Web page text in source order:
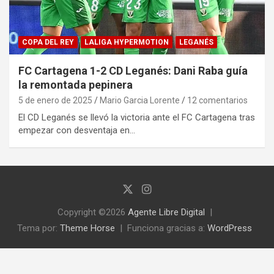
COPA DEL REY LALIGA HYPERMOTION LEGANÉS
FC Cartagena 1-2 CD Leganés: Dani Raba guía
la remontada pepinera
5 de enero de 2025 Mario Garcia Lorente 12 comentarios
El CD Leganés se llevó la victoria ante el FC Cartagena tras
empezar con desventaja en…
Copyright ©2026 Agente Libre Digital
Tema por: Theme Horse Funciona gracias a: WordPress